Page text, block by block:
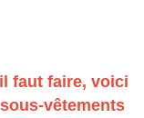
faut faire, voici
vêtements